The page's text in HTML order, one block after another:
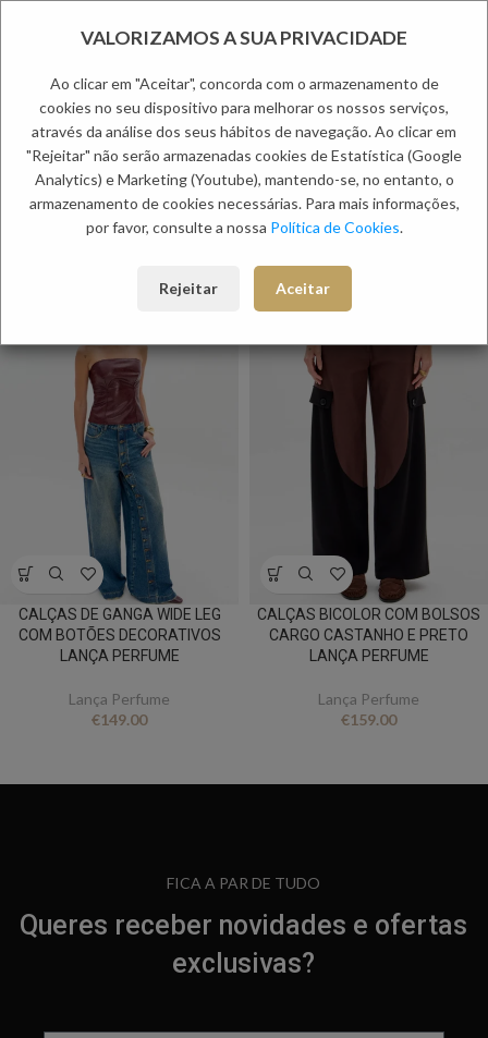
Informação adicional
Métodos de Pagamento
Trocas e Devoluções
Categorias: Calças , Mulher
Etiquetas:PC DAYS, Primavera 70 Primavera Especial
Primavera
Mulher, Saldos de Mulher Verão Mulher
PRODUTOS RELACIONADOS:
CALÇAS DE GANGA WIDE LEG
COM BOTÕES DECORATIVOS
LANÇA PERFUME
Lança Perfume
€149.00
NOVO
CALÇAS BICOLOR COM BOLSOS
CARGO CASTANHO E PRETO
LANÇA PERFUME
Lança Perfume
€159.00
FICA A PAR DE TUDO
Queres receber novidades e ofertas
exclusivas?
VALORIZAMOS A SUA PRIVACIDADE
Ao clicar em "Aceitar", concorda com o armazenamento de
cookies no seu dispositivo para melhorar os nossos serviços,
através da análise dos seus hábitos de navegação. Ao clicar em
"Rejeitar" não serão armazenadas cookies de Estatística (Google
Analytics) e Marketing (Youtube), mantendo-se, no entanto, o
armazenamento de cookies necessárias. Para mais informações,
por favor, consulte a nossa Política de Cookies.
Rejeitar Aceitar